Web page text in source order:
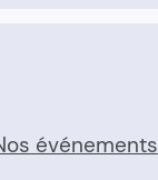
événements